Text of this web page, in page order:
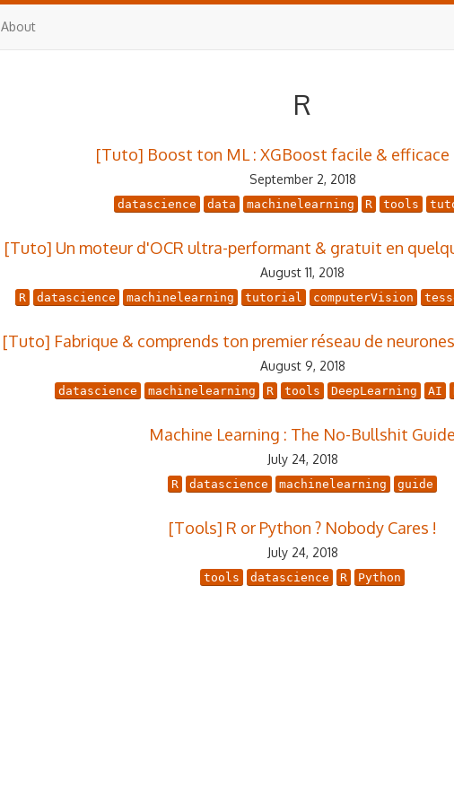
About
R
[Tuto] Boost ton ML : XGBoost facile & efficace
September 2, 2018
datascience data machinelearning R tools
[Tuto] Un moteur d'OCR ultra-performant & gratuit en
August 11, 2018
R datascience machinelearning tutorial computerVision
[Tuto] Fabrique & comprends ton premier réseau de
August 9, 2018
datascience machinelearning R tools DeepLearning AI
Machine Learning : The No-Bullshit Guide
July 24, 2018
R datascience machinelearning guide
[Tools] R or Python ? Nobody Cares !
July 24, 2018
tools datascience R Python